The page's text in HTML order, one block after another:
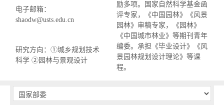
励多项。国家自然科学基金函
评专家，《中国园林》《风景
园林》审稿专家，《园林》
《中国城市林业》等期刊青年
编委。承担《毕业设计》《风
景园林规划设计理论》等课
程。
电子邮箱：
shaodw@usts.edu.cn
研究方向：①城乡规划技术
科学 ②园林与景观设计